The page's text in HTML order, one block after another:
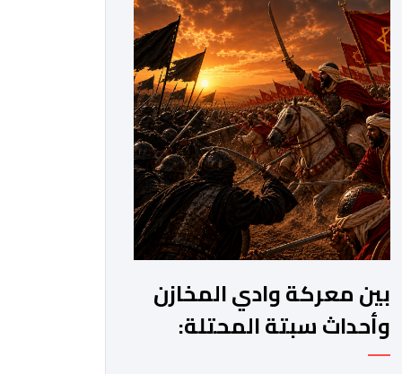
برؤية واضحة وطموحات كبيرة. فمنذ أكثر
من عقدين، وبقيادة صاحب الجلالة الملك
محمد السادس، شهدت المملكة تحولات
عميقة على مختلف المستويات.غير أن
[…]
بين معركة وادي المخازن
وأحداث سبتة المحتلة:
المتغير طبيعة الحرب